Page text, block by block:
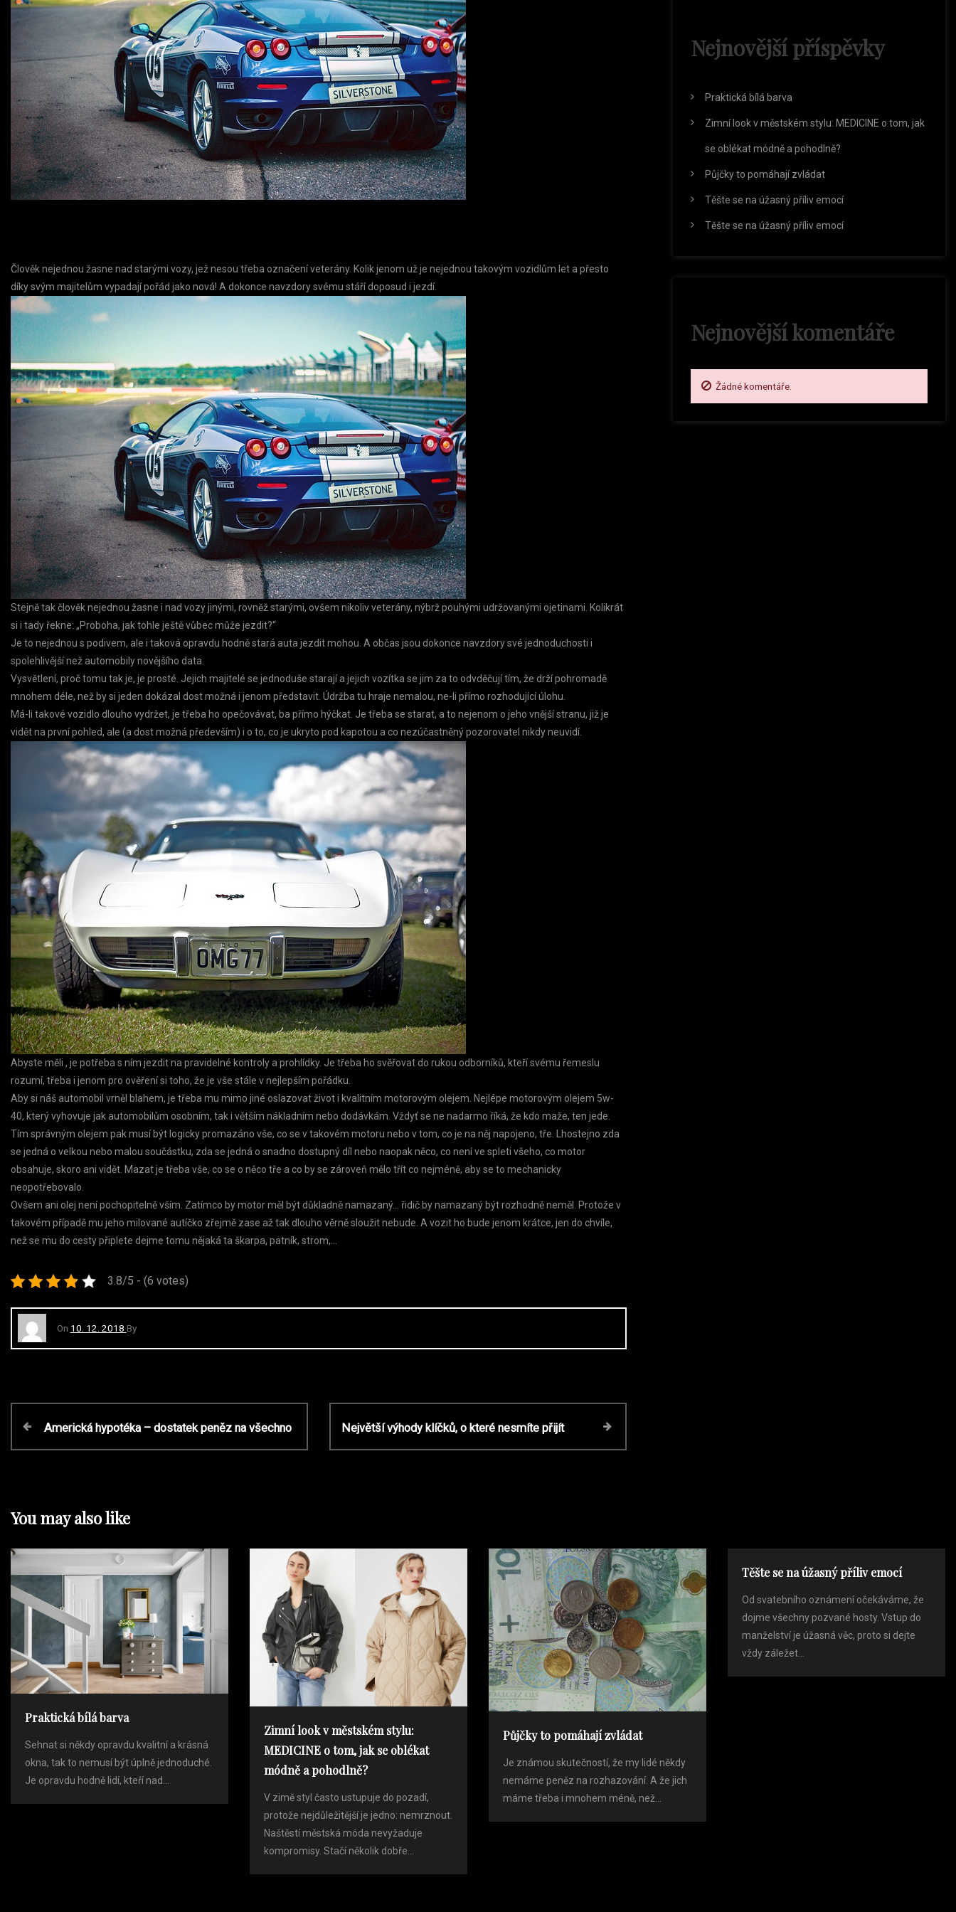
Člověk nejednou žasne nad starými vozy, jež nesou třeba označení veterány. Kolik jenom už je nejednou takovým vozidlům let a přesto
díky svým majitelům vypadají pořád jako nová! A dokonce navzdory svému stáří doposud i jezdí.
Stejně tak člověk nejednou žasne i nad vozy jinými, rovněž starými, ovšem nikoliv veterány, nýbrž pouhými udržovanými ojetinami. Kolikrát
si i tady řekne: „Proboha, jak tohle ještě vůbec může jezdit?“
Je to nejednou s podivem, ale i taková opravdu hodně stará auta jezdit mohou. A občas jsou dokonce navzdory své jednoduchosti i
spolehlivější než automobily novějšího data.
Vysvětlení, proč tomu tak je, je prosté. Jejich majitelé se jednoduše starají a jejich vozítka se jim za to odvděčují tím, že drží pohromadě
mnohem déle, než by si jeden dokázal dost možná i jenom představit. Údržba tu hraje nemalou, ne-li přímo rozhodující úlohu.
Má-li takové vozidlo dlouho vydržet, je třeba ho opečovávat, ba přímo hýčkat. Je třeba se starat, a to nejenom o jeho vnější stranu, již je
vidět na první pohled, ale (a dost možná především) i o to, co je ukryto pod kapotou a co nezúčastněný pozorovatel nikdy neuvidí.
Abyste měli , je potřeba s ním jezdit na pravidelné kontroly a prohlídky. Je třeba ho svěřovat do rukou odborníků, kteří svému řemeslu
rozumí, třeba i jenom pro ověření si toho, že je vše stále v nejlepším pořádku.
Aby si náš automobil vrněl blahem, je třeba mu mimo jiné oslazovat život i kvalitním motorovým olejem. Nejlépe motorovým olejem 5w-
40, který vyhovuje jak automobilům osobním, tak i větším nákladním nebo dodávkám. Vždyť se ne nadarmo říká, že kdo maže, ten jede.
Tím správným olejem pak musí být logicky promazáno vše, co se v takovém motoru nebo v tom, co je na něj napojeno, tře. Lhostejno zda
se jedná o velkou nebo malou součástku, zda se jedná o snadno dostupný díl nebo naopak něco, co není ve spleti všeho, co motor
obsahuje, skoro ani vidět. Mazat je třeba vše, co se o něco tře a co by se zároveň mělo třít co nejméně, aby se to mechanicky
neopotřebovalo.
Ovšem ani olej není pochopitelně vším. Zatímco by motor měl být důkladně namazaný… řidič by namazaný být rozhodně neměl. Protože v
takovém případě mu jeho milované autíčko zřejmě zase až tak dlouho věrně sloužit nebude. A vozit ho bude jenom krátce, jen do chvíle,
než se mu do cesty připlete dejme tomu nějaká ta škarpa, patník, strom,…
3.8/5 - (6 votes)
On 10. 12. 2018 By
N
a
g
a
c
e
o
P
s
s
t
Americká hypotéka – dostatek peněz na všechno
N
t
Největší výhody klíčků, o které nesmíte přijít
Nejnovější příspěvky
Praktická bílá barva
Zimní look v městském stylu: MEDICINE o tom, jak
se oblékat módně a pohodlně?
Půjčky to pomáhají zvládat
Těšte se na úžasný příliv emocí
Těšte se na úžasný příliv emocí
Nejnovější komentáře
Žádné komentáře.
You may also like
Praktická bílá barva
Sehnat si někdy opravdu kvalitní a krásná
okna, tak to nemusí být úplně jednoduché.
Je opravdu hodně lidí, kteří nad...
Zimní look v městském stylu:
MEDICINE o tom, jak se oblékat
módně a pohodlně?
V zimě styl často ustupuje do pozadí,
protože nejdůležitější je jedno: nemrznout.
Naštěstí městská móda nevyžaduje
kompromisy. Stačí několik dobře...
Půjčky to pomáhají zvládat
Je známou skutečností, že my lidé někdy
nemáme peněz na rozhazování. A že jich
máme třeba i mnohem méně, než...
Těšte se na úžasný příliv emocí
Od svatebního oznámení očekáváme, že
dojme všechny pozvané hosty. Vstup do
manželství je úžasná věc, proto si dejte
vždy záležet...